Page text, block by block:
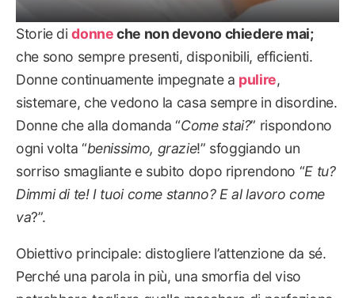
Storie didonneche non devono chiedere mai;
che sono sempre presenti, disponibili, efficienti.
Donne continuamente impegnate a pulire,
sistemare, che vedono la casa sempre in disordine.
Donne che alla domanda “Come stai?” rispondono
ogni volta “benissimo, grazie!” sfoggiando un
sorriso smagliante e subito dopo riprendono “E tu?
Dimmi di te! I tuoi come stanno? E al lavoro come
va?”.
Obiettivo principale: distogliere l’attenzione da sé.
Perché una parola in più, una smorfia del viso